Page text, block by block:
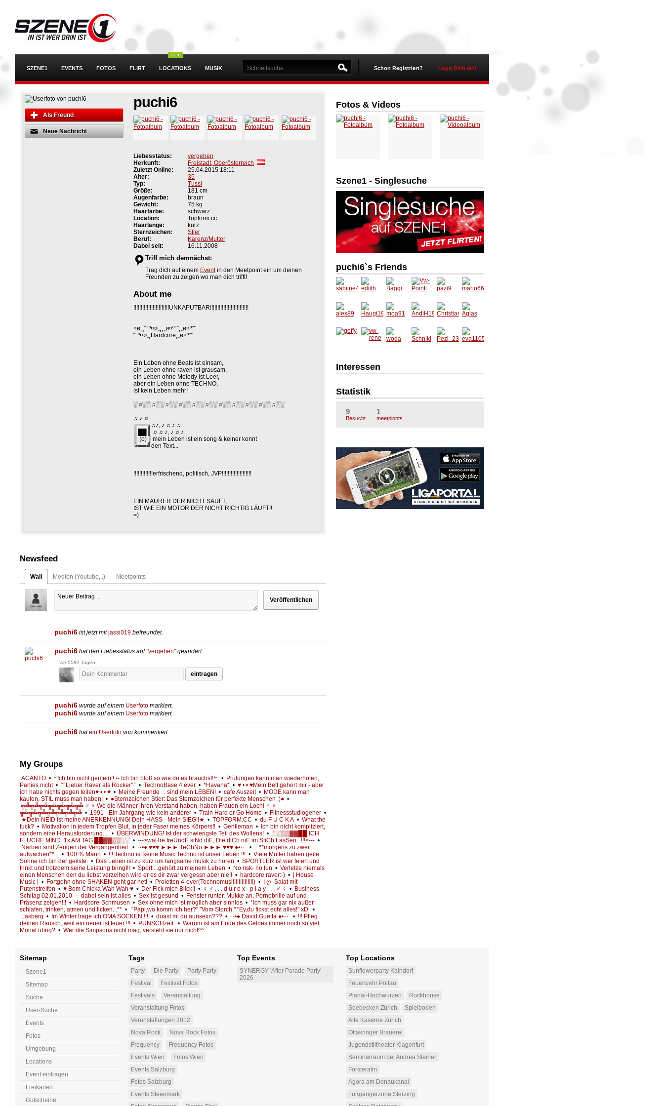
SZENE1 EVENTS FOTOS FLIRT LOCATIONS MUSIK Schon Registriert? Logg Dich ein!
Als Freund
Neue Nachricht
puchi6
Liebesstatus:
vergeben
Herkunft:
Freistadt, Oberösterreich
Zuletzt Online:
25.04.2015 18:11
Alter:
35
Typ:
Tussi
Größe:
181 cm
Augenfarbe:
braun
Gewicht:
75 kg
Haarfarbe:
schwarz
Location:
Topform.cc
Haarlänge:
kurz
Sternzeichen:
Stier
Beruf:
Karenz/Mutter
Dabei seit:
16.11.2008
Triff mich demnächst:
Trag dich auf einem Eventin den Meetpoint ein um deinen
Freunden zu zeigen wo man dich trifft!
About me
!!!!!!!!!!!!!!!!!!!!!!!!UNKAPUTBAR!!!!!!!!!!!!!!!!!!!!!!!!!!
¤ø„¸¨°º¤ø„¸¸„ø¤º°¨¸„ø¤º°¨
¨°º¤ø„¸Hardcore¸„ø¤º°¨
Ein Leben ohne Beats ist einsam,
ein Leben ohne raven ist grausam,
ein Leben ohne Melody ist Leer,
aber ein Leben ohne TECHNO,
ist kein Leben mehr!
░♫░░♫░░♫░░♫░░♫░░♫░░♫░░♫░░♫░░♫░░♫░░
♫ ♪ ♫
╔══╗♫♪, ♪ ♫ ♪ ♫
║██║ ♫ ♫ ♪, ♪ ♫ ♪
║ (o) ║mein Leben ist ein song & keiner kennt
╚══╝den Text...
!!!!!!!!!!!!!erfrischend, politisch, JVP!!!!!!!!!!!!!!!!!!!!
EIN MAURER DER NICHT SÄUFT,
IST WIE EIN MOTOR DER NICHT RICHTIG LÄUFT!!
=)
Newsfeed
Wall Medien (Youtube,..) Meetpoints
puchi6 ist jetzt mitjassi019 befreundet.
puchi6 hat den Liebesstatus auf "vergeben" geändert.
vor 5581 Tagen
eintragen
puchi6 wurde auf einem Userfoto markiert.
puchi6 wurde auf einem Userfoto markiert.
puchi6 hatein Userfoto von kommentiert.
My Groups
ACANTO • ~Ich bin nicht gemein!! -- Ich bin bloß so wie du es brauchst!!~ • Prüfungen kann man wiederholen,
Parties nicht • °°Lieber Raver als Rocker°° • TechnoBase 4 ever • *Havana* • ♥ • • ♥Mein Bett gehört mir - aber
ich habe nichts gegen teilen♥ • • ♥ • Meine Freunde . . sind mein LEBEN! • cafe Auszeit • MODE kann man
kaufen, STIL muss man haben! • ●Sternzeichen Stier: Das Sternzeichen für perfekte Menschen ;)● •
╦╩╦╩╦╩╦╩╦╩╦╩╦╩ ♂ ♀ Wo die Männer ihren Verstand haben, haben Frauen ein Loch! ♂ ♀
╦╩╦╩╦╩╦╩╦╩╦╩╦╩ • 1991 - Ein Jahrgang wie kein anderer • Train Hard or Go Home • Fitnessstudiogeher •
★Dein NEID ist meine ANERKENNUNG! Dein HASS - Mein SIEG!!★ • TOPFORM.CC • du F U C K A • What the
fuck? • Motivation in jedem Tropfen Blut, in jeder Faser meines Körpers!! • Gentleman • Ich bin nicht kompliziert,
sondern eine Herausforderung.... • ÜBERWINDUNG! Ist der schwierigste Teil des Wollens! • ░░▒▒▓▓██ ICH
FLUCHE MIND. 1x AM TAG ██▓▓▒▒░░ • --->waHre freUndE siNd diE, Die diCh niE im StiCh LasSen...!!!<--- •
Narben sind Zeugen der Vergangenheit. • ·٠•● ♥♥♥ ►►► TeChNo ►►► ♥♥♥ ●•٠·˙ • ...**morgens zu zweit
aufwachen**... • 100 % Mann • !!! Techno ist keine Music Techno ist unser Leben !!! • Viele Mütter haben geile
Söhne ich bin der geilste. • Das Leben ist zu kurz um langsame musik zu hören • SPORTLER ist wer feiert und
trinkt und trotzdem seine Leistung bringt!! • Sport....gehört zu meinem Leben • No risk- no fun • Verletze niemals
einen Menschen den du liebst verzeihen wird er es dir zwar vergessn aber nie!! • hardcore raver:-) • | House
Music | • Fortgehn ohne SHAKEN geht gar net! • Proletten 4-ever(Technomusi!!!!!!!!!!!!!!) • I ღ_Salat mit
Putenstreifen • ♥ Bom Chicka Wah Wah ♥ • Der Fick mich Blick!! • ♀ ♂ . . . d u r e x - p l a y . . . ♂ ♀ • Business
Schitag 02.01.2010 --- dabei sein ist alles • Sex ist gesund • Fenster runter, Mukke an, Pornobrille auf und
Präsenz zeigen!!! • Hardcore-Schmusen • Sex ohne mich ist möglich aber sinnlos • *Ich muss gar nix außer
schlafen, trinken, atmen und ficken...** • "Papi,wo komm ich her?" "Vom Storch." "Ey,du fickst echt alles!" xD
•
Lasberg • Im Winter trage ich OMA SOCKEN !!! • duast mi du aunsexn??? • ·٠•● David Guetta ●•٠·˙ • !!! Pfleg
deinen Rausch, weil ein neuer ist teuer !!! • PUNSCHzeit. • Warum ist am Ende des Geldes immer noch so viel
Monat übrig? • Wer die Simpsons nicht mag, versteht sie nur nicht^^
Fotos & Videos
Szene1 - Singlesuche
puchi6`s Friends
Interessen
Statistik
9
Besucht
1
meetpionts
Sitemap
Szene1
Sitemap
Suche
User-Suche
Events
Fotos
Umgebung
Locations
Event eintragen
Freikarten
Gutscheine
Tags
Party Die Party
Party Party
Festival
Festival Fotos
Festivals
Veranstaltung
Veranstaltung Fotos
Veranstaltungen 2012
Nova Rock
Nova Rock Fotos
Frequency
Frequency Fotos
Events Wien
Fotos Wien
Events Salzburg
Fotos Salzburg
Events Steiermark
Top Events
SYNERGY 'After Parade Party'
2026
Top Locations
Sunflowerparty Kaindorf
Feuerwehr Pöllau
Planai-Hochwurzen
Rockhouse
Seebecken Zürich
Spielboden
Alte Kaserne Zürich
Ottakringer Brauerei
Jugendstiltheater Klagenfurt
Seminarraum bei Andrea Steiner
Forsteralm
Agora am Donaukanal
Fußgängerzone Sterzing